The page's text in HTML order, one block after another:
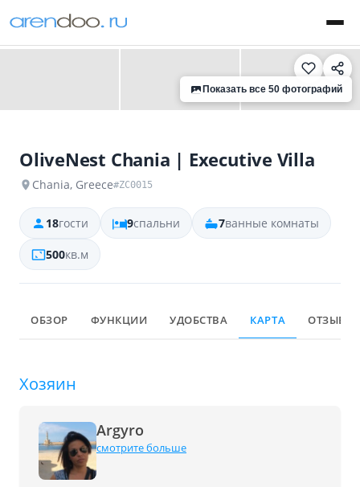
‹ ›
Показать все 50 фотографий
OliveNest Chania | Executive Villa
Chania, Greece#ZC0015
18гости 9спальни 7ванные комнаты
500кв.м
ОБЗОР ФУНКЦИИ УДОБСТВА КАРТА ОТЗЫВЫ
Хозяин
Argyro
смотрите больше